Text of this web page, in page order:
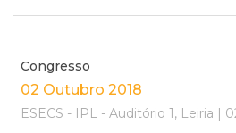
Congresso
02 Outubro 2018
ESECS - IPL - Auditório 1, Leiria |